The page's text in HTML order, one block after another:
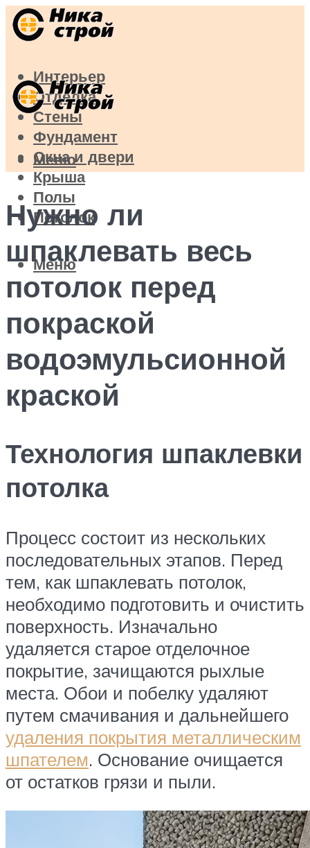
Интерьер
Отделка
Стены
Фундамент
Окна и двери
Крыша
Полы
Потолок
Меню
Меню
Нужно ли
шпаклевать весь
потолок перед
покраской
водоэмульсионной
краской
Технология шпаклевки
потолка
Процесс состоит из нескольких
последовательных этапов. Перед
тем, как шпаклевать потолок,
необходимо подготовить и очистить
поверхность. Изначально
удаляется старое отделочное
покрытие, зачищаются рыхлые
места. Обои и побелку удаляют
путем смачивания и дальнейшего
удаления покрытия металлическим
шпателем. Основание очищается
от остатков грязи и пыли.